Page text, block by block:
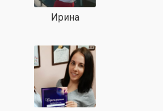
Ирина